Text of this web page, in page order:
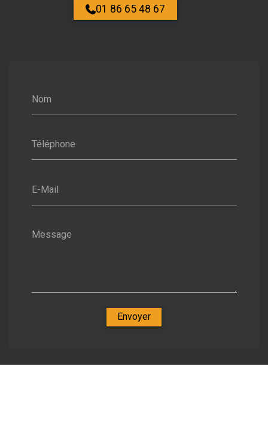
Nom
Téléphone
E-Mail
Message
Envoyer
01 86 65 48 67